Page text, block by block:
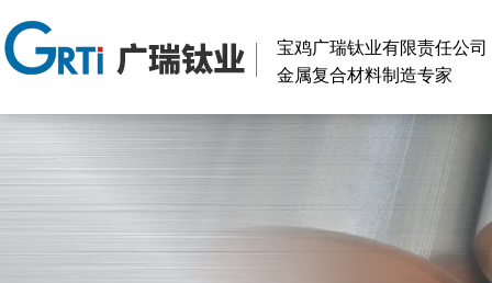
宝鸡广瑞钛业有限责任公司
金属复合材料制造专家